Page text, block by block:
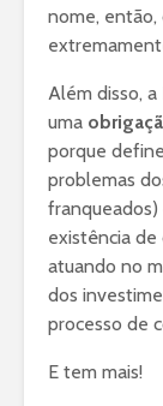
nome, então,
Além disso,
uma
porque
problemas
franqueados)
existência de
atuando no
dos
processo de
E tem mais!